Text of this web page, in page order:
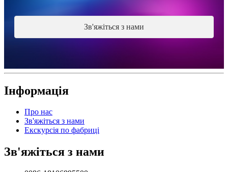
Зв'яжіться з нами
Інформація
Про нас
Зв'яжіться з нами
Екскурсія по фабриці
Зв'яжіться з нами